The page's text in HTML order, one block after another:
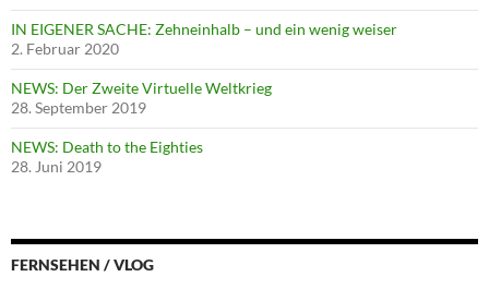
IN EIGENER SACHE: Zehneinhalb – und ein wenig weiser
2. Februar 2020
NEWS: Der Zweite Virtuelle Weltkrieg
28. September 2019
NEWS: Death to the Eighties
28. Juni 2019
FERNSEHEN / VLOG